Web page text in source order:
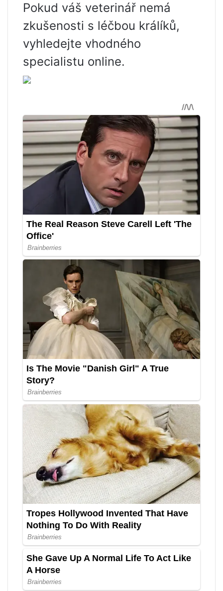
Pokud váš veterinář nemá
zkušenosti s léčbou králíků,
vyhledejte vhodného
specialistu online.